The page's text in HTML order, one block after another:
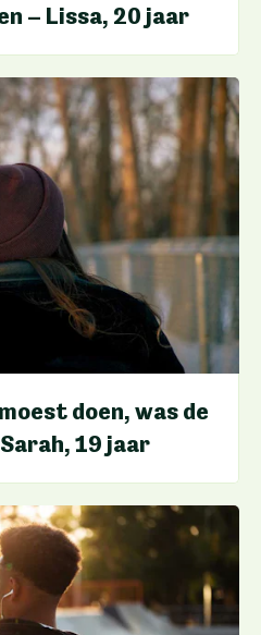
– Lissa, 20 jaar
doen, was de
19 jaar